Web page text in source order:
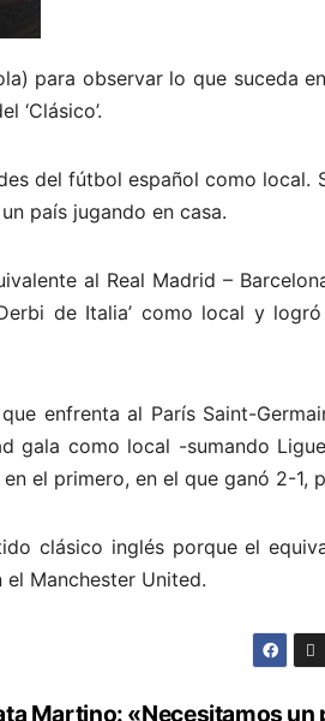
para observar lo que suceda
‘Clásico’.
del fútbol español como local.
país jugando en casa.
al Real Madrid –
de Italia’ como local y
enfrenta al París Saint-
gala como local -sumando
el primero, en el que ganó 2-1,
clásico inglés porque el
Manchester United.
Martino: «Necesitamos